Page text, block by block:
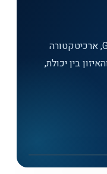
וידאו רשמי באנגלית על Gemma 3n, ארכיטקטורה
בין יכולת,